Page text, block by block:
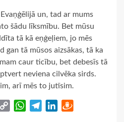
un, tad ar mums
šādu līksmību. Bet mūsu
tā kā eņģeļiem, jo mēs
gan tā mūsos aizsākas, tā ka
caur ticību, bet debesīs tā
neviena cilvēka sirds.
arī mēs to jutīsim.
Copy
WhatsApp
TelegramLinkedIn